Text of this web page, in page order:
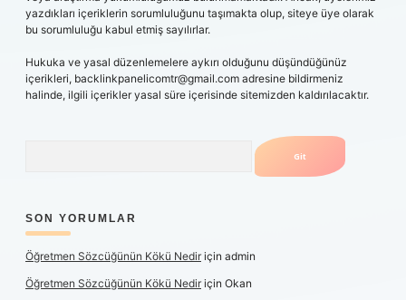
yazdıkları içeriklerin sorumluluğunu taşımakta olup, siteye üye olarak
bu sorumluluğu kabul etmiş sayılırlar.
Hukuka ve yasal düzenlemelere aykırı olduğunu düşündüğünüz
içerikleri, backlinkpanelicomtr@gmail.com adresine bildirmeniz
halinde, ilgili içerikler yasal süre içerisinde sitemizden kaldırılacaktır.
SON YORUMLAR
Öğretmen Sözcüğünün Kökü Nediriçin admin
Öğretmen Sözcüğünün Kökü Nediriçin Okan